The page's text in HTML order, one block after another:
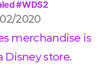
#WDS2
2020